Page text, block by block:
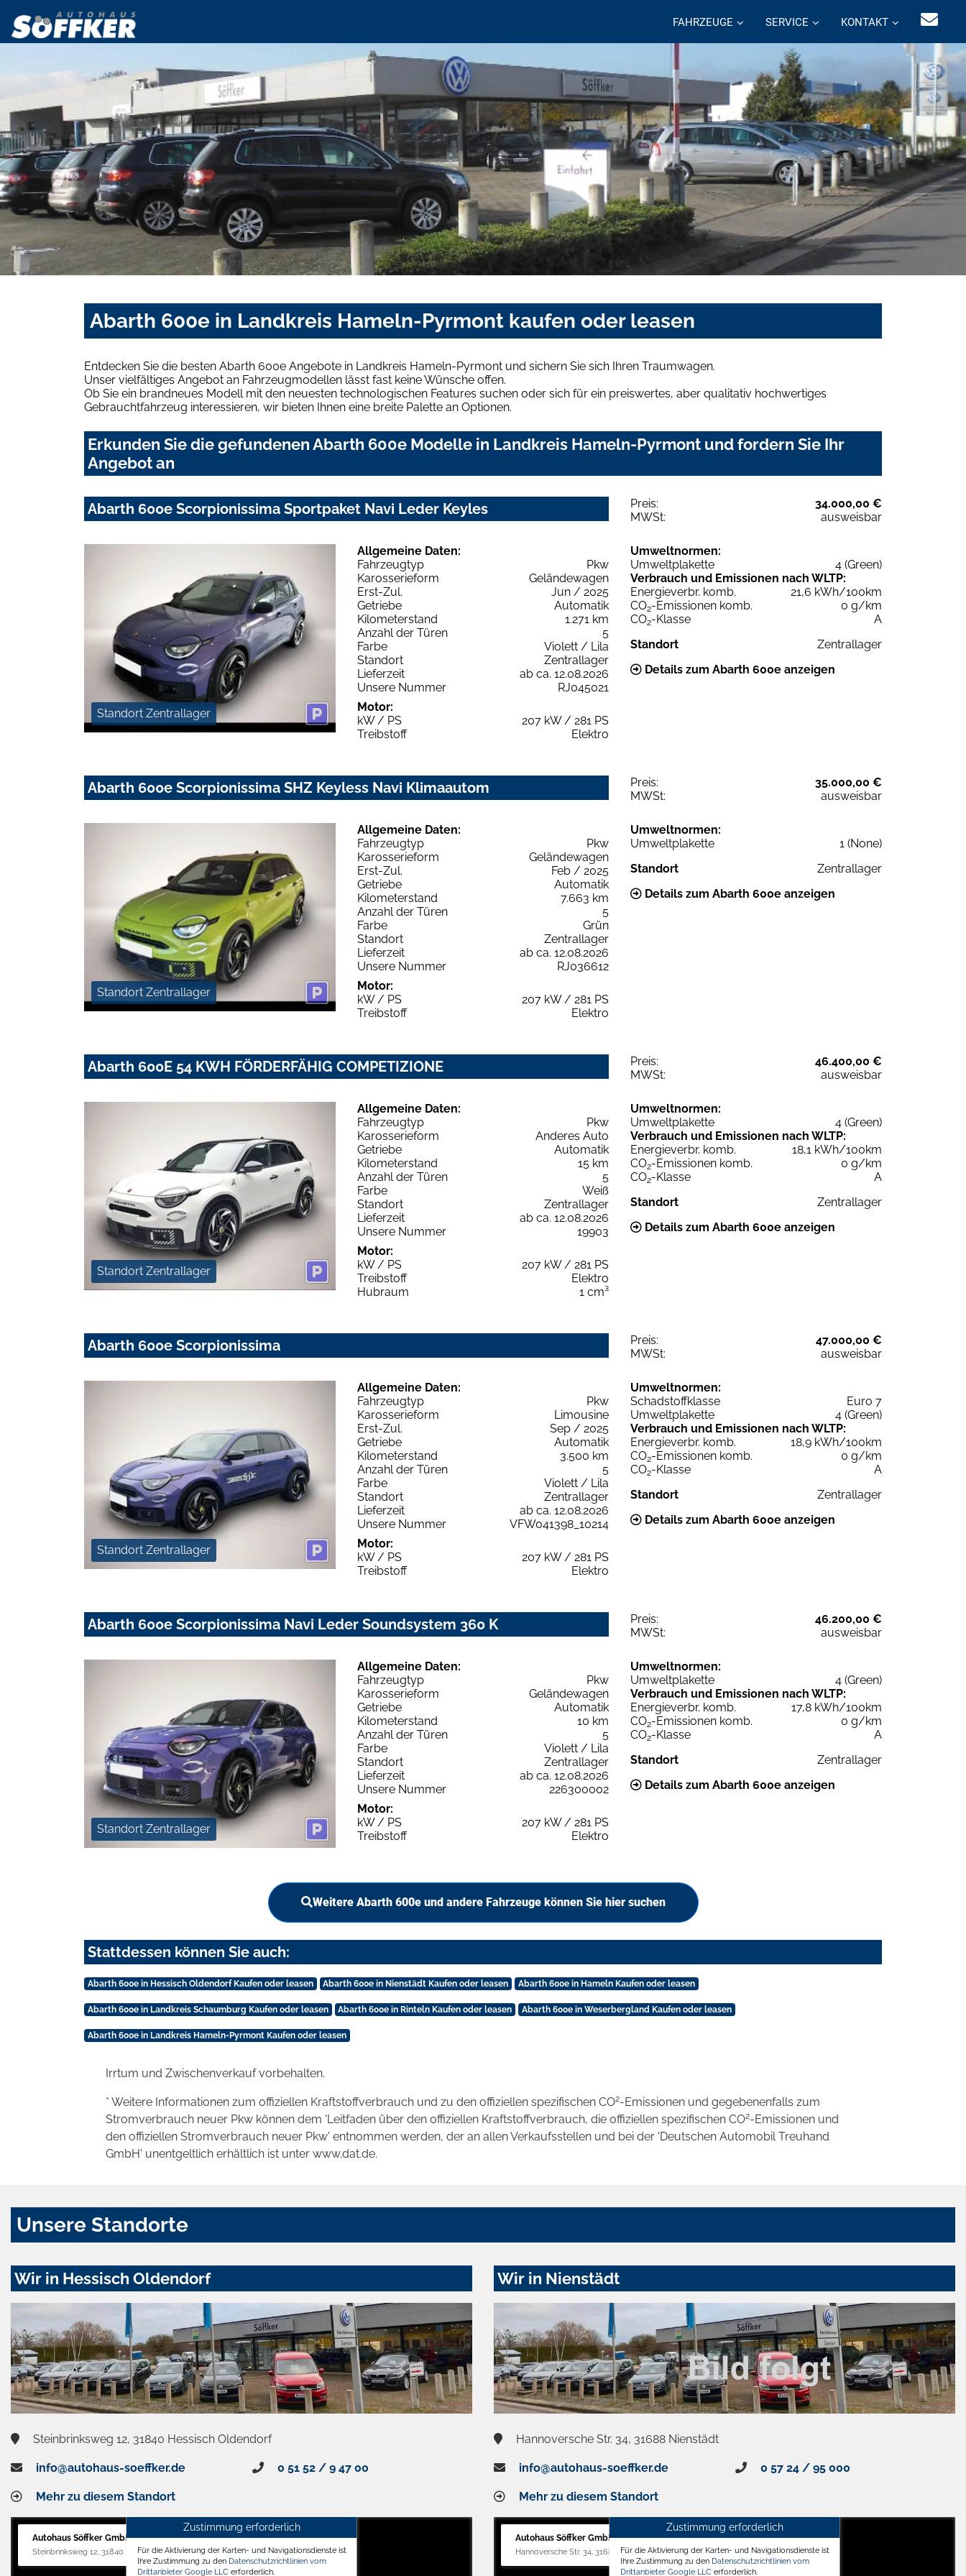
FAHRZEUGE SERVICE KONTAKT
Abarth 600e in Landkreis Hameln-Pyrmont kaufen oder leasen
Entdecken Sie die besten Abarth 600e Angebote in Landkreis Hameln-Pyrmont und sichern Sie sich Ihren Traumwagen.
Unser vielfältiges Angebot an Fahrzeugmodellen lässt fast keine Wünsche offen.
Ob Sie ein brandneues Modell mit den neuesten technologischen Features suchen oder sich für ein preiswertes, aber qualitativ hochwertiges
Gebrauchtfahrzeug interessieren, wir bieten Ihnen eine breite Palette an Optionen.
Erkunden Sie die gefundenen Abarth 600e Modelle in Landkreis Hameln-Pyrmont und fordern Sie Ihr
Angebot an
Abarth 600e Scorpionissima Sportpaket Navi Leder Keyles Preis:
34.000,00 €
MWSt:
ausweisbar
Standort Zentrallager
Allgemeine Daten:
Fahrzeugtyp
Pkw
Karosserieform
Geländewagen
Erst-Zul.
Jun / 2025
Getriebe
Automatik
Kilometerstand
1.271 km
Anzahl der Türen
5
Farbe
Violett / Lila
Standort
Zentrallager
Lieferzeit
ab ca. 12.08.2026
Unsere Nummer
RJ045021
Motor:
kW / PS
207 kW / 281 PS
Treibstoff
Elektro
Umweltnormen:
Umweltplakette
4 (Green)
Verbrauch und Emissionen nach WLTP:
Energieverbr. komb.
21,6 kWh/100km
CO2-Emissionen komb.
0 g/km
CO2-Klasse
A
Standort
Zentrallager
Details zum Abarth 600e anzeigen
Abarth 600e Scorpionissima SHZ Keyless Navi Klimaautom Preis:
35.000,00 €
MWSt:
ausweisbar
Standort Zentrallager
Allgemeine Daten:
Fahrzeugtyp
Pkw
Karosserieform
Geländewagen
Erst-Zul.
Feb / 2025
Getriebe
Automatik
Kilometerstand
7.663 km
Anzahl der Türen
5
Farbe
Grün
Standort
Zentrallager
Lieferzeit
ab ca. 12.08.2026
Unsere Nummer
RJ036612
Motor:
kW / PS
207 kW / 281 PS
Treibstoff
Elektro
Umweltnormen:
Umweltplakette
1 (None)
Standort
Zentrallager
Details zum Abarth 600e anzeigen
Abarth 600E 54 KWH FÖRDERFÄHIG COMPETIZIONE Preis:
46.400,00 €
MWSt:
ausweisbar
Standort Zentrallager
Allgemeine Daten:
Fahrzeugtyp
Pkw
Karosserieform
Anderes Auto
Getriebe
Automatik
Kilometerstand
15 km
Anzahl der Türen
5
Farbe
Weiß
Standort
Zentrallager
Lieferzeit
ab ca. 12.08.2026
Unsere Nummer
19903
Motor:
kW / PS
207 kW / 281 PS
Treibstoff
Elektro
Hubraum
1 cm³
Umweltnormen:
Umweltplakette
4 (Green)
Verbrauch und Emissionen nach WLTP:
Energieverbr. komb.
18,1 kWh/100km
CO2-Emissionen komb.
0 g/km
CO2-Klasse
A
Standort
Zentrallager
Details zum Abarth 600e anzeigen
Abarth 600e Scorpionissima Preis:
47.000,00 €
MWSt:
ausweisbar
Standort Zentrallager
Allgemeine Daten:
Fahrzeugtyp
Pkw
Karosserieform
Limousine
Erst-Zul.
Sep / 2025
Getriebe
Automatik
Kilometerstand
3.500 km
Anzahl der Türen
5
Farbe
Violett / Lila
Standort
Zentrallager
Lieferzeit
ab ca. 12.08.2026
Unsere Nummer
VFW041398_10214
Motor:
kW / PS
207 kW / 281 PS
Treibstoff
Elektro
Umweltnormen:
Schadstoffklasse
Euro 7
Umweltplakette
4 (Green)
Verbrauch und Emissionen nach WLTP:
Energieverbr. komb.
18,9 kWh/100km
CO2-Emissionen komb.
0 g/km
CO2-Klasse
A
Standort
Zentrallager
Details zum Abarth 600e anzeigen
Abarth 600e Scorpionissima Navi Leder Soundsystem 360 K Preis:
46.200,00 €
MWSt:
ausweisbar
Standort Zentrallager
Allgemeine Daten:
Fahrzeugtyp
Pkw
Karosserieform
Geländewagen
Getriebe
Automatik
Kilometerstand
10 km
Anzahl der Türen
5
Farbe
Violett / Lila
Standort
Zentrallager
Lieferzeit
ab ca. 12.08.2026
Unsere Nummer
226300002
Motor:
kW / PS
207 kW / 281 PS
Treibstoff
Elektro
Umweltnormen:
Umweltplakette
4 (Green)
Verbrauch und Emissionen nach WLTP:
Energieverbr. komb.
17,8 kWh/100km
CO2-Emissionen komb.
0 g/km
CO2-Klasse
A
Standort
Zentrallager
Details zum Abarth 600e anzeigen
Weitere Abarth 600e und andere Fahrzeuge können Sie hier suchen
Stattdessen können Sie auch:
Abarth 600e in Hessisch Oldendorf Kaufen oder leasen Abarth 600e in Nienstädt Kaufen oder leasen Abarth 600e in Hameln Kaufen oder leasen
Abarth 600e in Landkreis Schaumburg Kaufen oder leasen Abarth 600e in Rinteln Kaufen oder leasen Abarth 600e in Weserbergland Kaufen oder leasen
Abarth 600e in Landkreis Hameln-Pyrmont Kaufen oder leasen
Irrtum und Zwischenverkauf vorbehalten.
* Weitere Informationen zum offiziellen Kraftstoffverbrauch und zu den offiziellen spezifischen CO2-Emissionen und gegebenenfalls zum
Stromverbrauch neuer Pkw können dem 'Leitfaden über den offiziellen Kraftstoffverbrauch, die offiziellen spezifischen CO2-Emissionen und
den offiziellen Stromverbrauch neuer Pkw' entnommen werden, der an allen Verkaufsstellen und bei der 'Deutschen Automobil Treuhand
GmbH' unentgeltlich erhältlich ist unter www.dat.de.
Unsere Standorte
Wir in Hessisch Oldendorf
Steinbrinksweg 12, 31840 Hessisch Oldendorf
info@autohaus-soeffker.de 0 51 52 / 9 47 00
Mehr zu diesem Standort
Autohaus Söffker GmbH
Steinbrinksweg 12, 31840 Hessisch Oldendorf
Zustimmung erforderlich
Für die Aktivierung der Karten- und Navigationsdienste ist
Ihre Zustimmung zu den Datenschutzrichtlinien vom
Drittanbieter Google LLC erforderlich.
Wir in Nienstädt
Hannoversche Str. 34, 31688 Nienstädt
info@autohaus-soeffker.de 0 57 24 / 95 000
Mehr zu diesem Standort
Autohaus Söffker GmbH
Hannoversche Str. 34, 31688 Nienstädt
Zustimmung erforderlich
Für die Aktivierung der Karten- und Navigationsdienste ist
Ihre Zustimmung zu den Datenschutzrichtlinien vom
Drittanbieter Google LLC erforderlich.